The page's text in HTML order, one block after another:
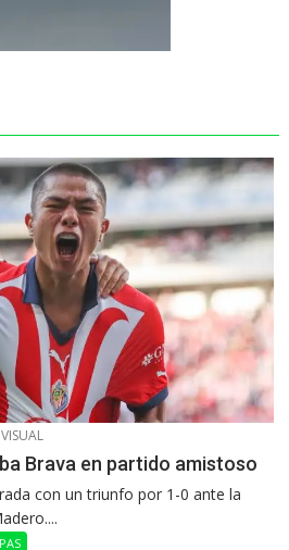
Brava en partido amistoso
con un triunfo por 1-0 ante la